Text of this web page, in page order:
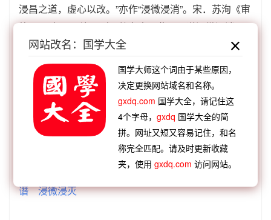
浸昌之道，虚心以改。”亦作“浸微浸消”。宋．苏洵《审
势》：“久而不治，则又将有大于此，而遂浸微浸消，
释然而溃，以至于不可救止者乘之矣。”
浸微浸灭 成语接龙
【顺接】： 灭顶之灾 灭绝人性 灭门之祸
灭德立
灭门刺史 灭景追风 灭私奉公
灭虢取虞
【顺接】：声销迹灭 前功尽灭 烟消火灭
兵强则
天地诛灭 浸微浸灭
全军覆灭
浸润不行 浸明浸昌
浸润之
谮
浸微浸灭
网站改名：国学大全
国学大师这个词由于某些原因，
决定更换网站域名和名称。
gxdq.com 国学大全，请记住这
4个字母，gxdq 国学大全的简
拼。网址又短又容易记住，和名
称完全匹配。请及时更新收藏
夹，使用gxdq.com 访问网站。